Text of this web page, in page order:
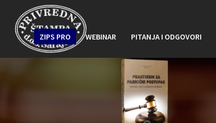
ZIPS PRO WEBINAR PITANJA I ODGOVORI